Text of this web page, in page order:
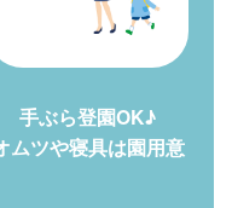
手ぶら登園OK♪
ムツや寝具は園用意